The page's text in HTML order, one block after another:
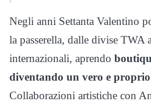
Negli anni Settanta Valentino
la passerella, dalle divise TWA
internazionali, aprendo
diventando un vero e
Collaborazioni artistiche con